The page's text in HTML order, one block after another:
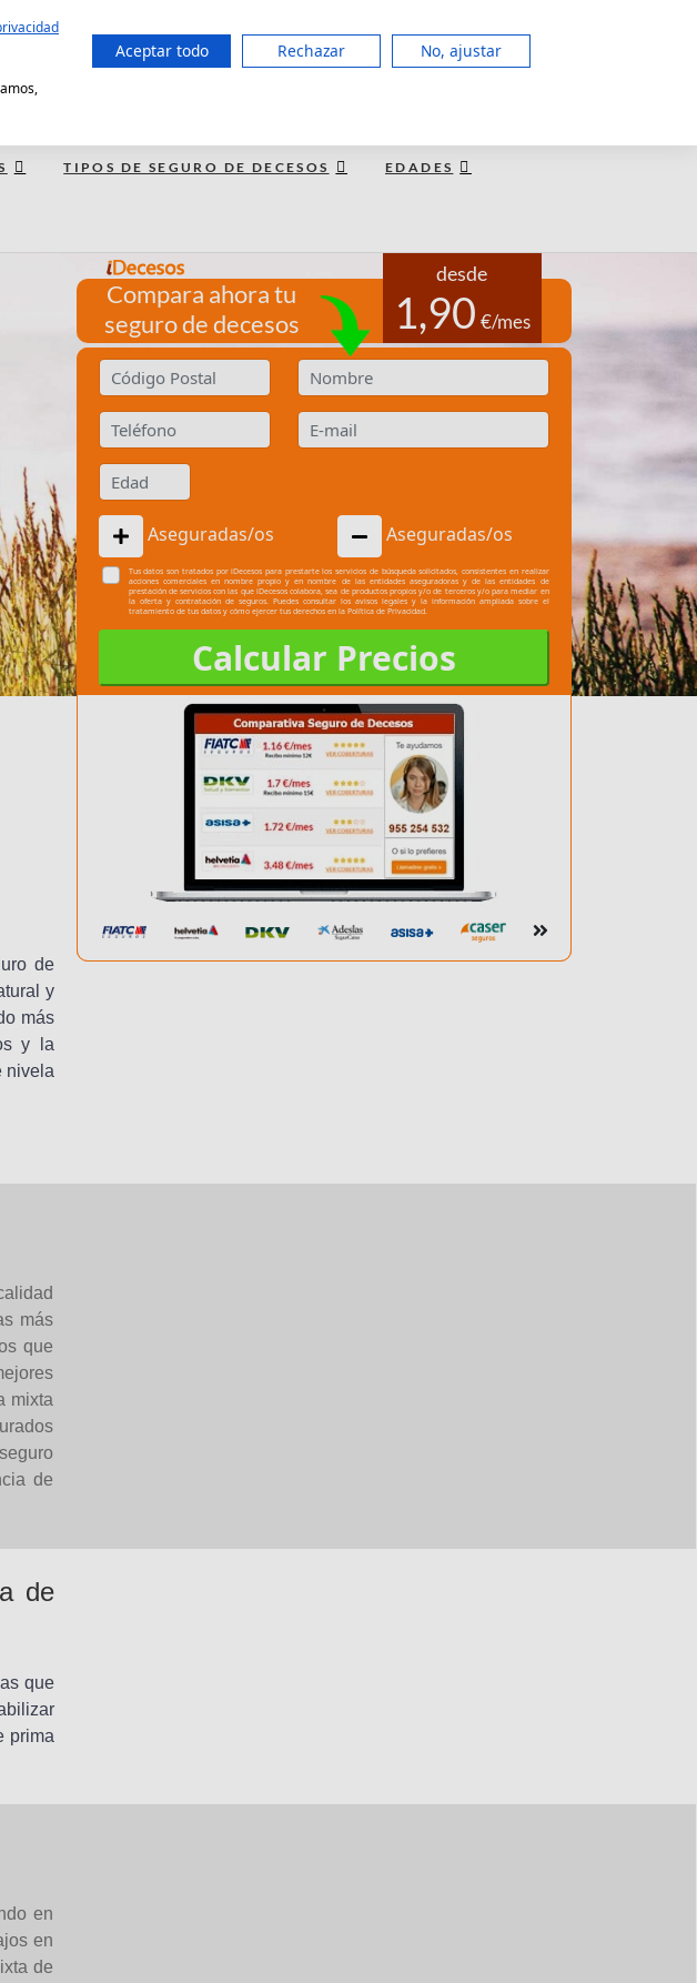
951 127 403
LUN a JUE de 8:00 - 20:00, VIE 15:00
TIPOS DE SEGURO DE DECESOS EDADES
Compara ahora tu
seguro de decesos
desde
1,90 €/mes
Aseguradas/os Aseguradas/os
Tus datos son tratados por iDecesos para prestarte los servicios de búsqueda solicitados, consistentes en realizar
acciones comerciales en nombre propio y en nombre de las entidades aseguradoras y de las entidades de
prestación de servicios con las que iDecesos colabora, sea de productos propios y/o de terceros y/o para mediar en
la oferta y contratación de seguros. Puedes consultar los avisos legalesy la información ampliada sobre el
tratamiento de tus datos y cómo ejercer tus derechos en la Política de Privacidad.
Calcular Precios
de
y
más
y la
nivela
más
que
mixta
de
de
que
prima
en
en
de
Aceptar todo Rechazar No, ajustar